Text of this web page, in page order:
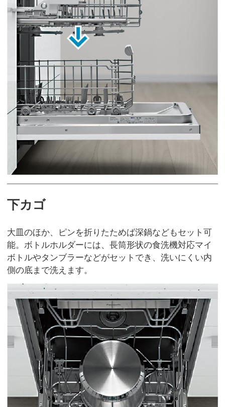
下カゴ
大皿のほか、ピンを折りたためば深鍋などもセット可
能。ボトルホルダーには、長筒形状の食洗機対応マイ
ボトルやタンブラーなどがセットでき、洗いにくい内
側の底まで洗えます。